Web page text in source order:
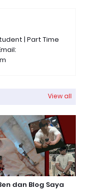
| Part Time
View all
dan Blog Saya